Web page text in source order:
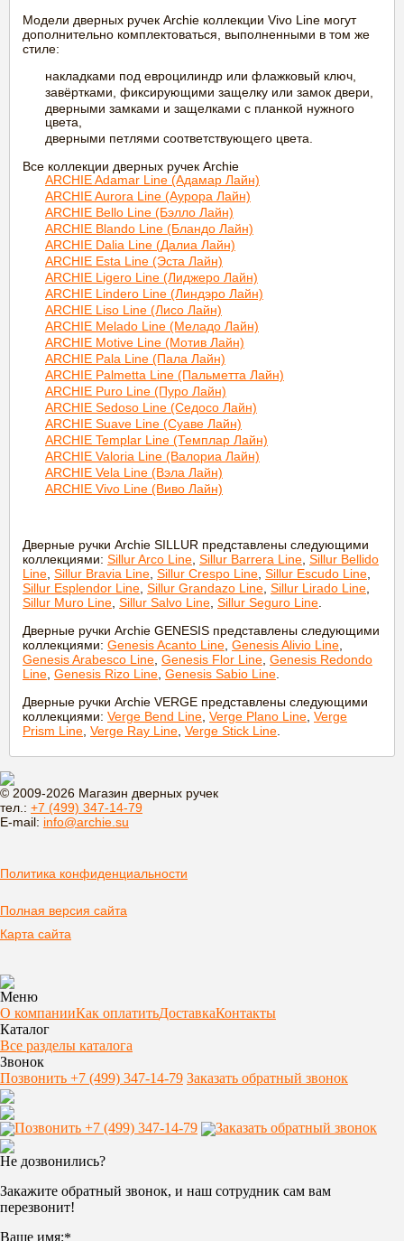
Модели дверных ручек Archie коллекции Vivo Line могут
дополнительно комплектоваться, выполненными в том же
стиле:
накладками под евроцилиндр или флажковый ключ,
завёртками, фиксирующими защелку или замок двери,
дверными замками и защелками с планкой нужного
цвета,
дверными петлями соответствующего цвета.
Все коллекции дверных ручек Archie
ARCHIE Adamar Line (Адамар Лайн)
ARCHIE Aurora Line (Аурора Лайн)
ARCHIE Bello Line (Бэлло Лайн)
ARCHIE Blando Line (Бландо Лайн)
ARCHIE Dalia Line (Далиа Лайн)
ARCHIE Esta Line (Эста Лайн)
ARCHIE Ligero Line (Лиджеро Лайн)
ARCHIE Lindero Line (Линдэро Лайн)
ARCHIE Liso Line (Лисо Лайн)
ARCHIE Melado Line (Меладо Лайн)
ARCHIE Motive Line (Мотив Лайн)
ARCHIE Pala Line (Пала Лайн)
ARCHIE Palmetta Line (Пальметта Лайн)
ARCHIE Puro Line (Пуро Лайн)
ARCHIE Sedoso Line (Седосо Лайн)
ARCHIE Suave Line (Суаве Лайн)
ARCHIE Templar Line (Темплар Лайн)
ARCHIE Valoria Line (Валориа Лайн)
ARCHIE Vela Line (Вэла Лайн)
ARCHIE Vivo Line (Виво Лайн)
Дверные ручки Archie SILLUR представлены следующими
коллекциями: Sillur Arco Line Sillur Barrera Line Sillur Bellido
Line Sillur Bravia Line Sillur Crespo Line Sillur Escudo Line
Sillur Esplendor Line Sillur Grandazo Line Sillur Lirado Line
Sillur Muro Line Sillur Salvo Line Sillur Seguro Line
Дверные ручки Archie GENESIS представлены следующими
коллекциями: Genesis Acanto Line Genesis Alivio Line
Genesis Arabesco Line Genesis Flor Line Genesis Redondo
Line Genesis Rizo Line Genesis Sabio Line
Дверные ручки Archie VERGE представлены следующими
коллекциями: Verge Bend Line Verge Plano Line Verge
Prism Line Verge Ray Line Verge Stick Line
© 2009-2026 Магазин дверных ручек
тел.: +7 (499) 347-14-79
E-mail: info@archie.su
Политика конфиденциальности
Полная версия сайта
Карта сайта
Меню
О компанииКак оплатитьДоставкаКонтакты
Каталог
Все разделы каталога
Звонок
Позвонить +7 (499) 347-14-79 Заказать обратный звонок
Позвонить +7 (499) 347-14-79 Заказать обратный звонок
Не дозвонились?
Закажите обратный звонок, и наш сотрудник сам вам
перезвонит!
Ваше имя:*